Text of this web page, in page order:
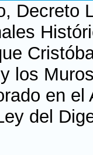
Decreto
los
en
del